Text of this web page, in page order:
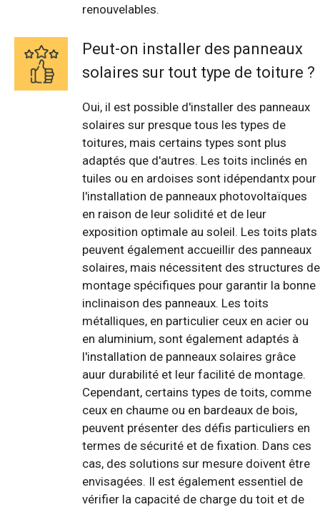
renouvelables.
Peut-on installer des panneaux
solaires sur tout type de toiture ?
Oui, il est possible d'installer des panneaux
solaires sur presque tous les types de
toitures, mais certains types sont plus
adaptés que d'autres. Les toits inclinés en
tuiles ou en ardoises sont idépendantx pour
l'installation de panneaux photovoltaïques
en raison de leur solidité et de leur
exposition optimale au soleil. Les toits plats
peuvent également accueillir des panneaux
solaires, mais nécessitent des structures de
montage spécifiques pour garantir la bonne
inclinaison des panneaux. Les toits
métalliques, en particulier ceux en acier ou
en aluminium, sont également adaptés à
l'installation de panneaux solaires grâce
auur durabilité et leur facilité de montage.
Cependant, certains types de toits, comme
ceux en chaume ou en bardeaux de bois,
peuvent présenter des défis particuliers en
termes de sécurité et de fixation. Dans ces
cas, des solutions sur mesure doivent être
envisagées. Il est également essentiel de
vérifier la capacité de charge du toit et de